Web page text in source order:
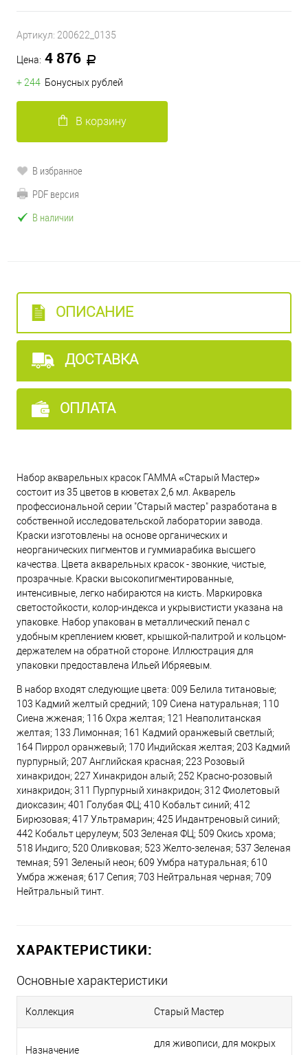
Артикул: 200622_0135
Цена: 4 876
+ 244 Бонусных рублей
В корзину
В избранное
PDF версия
В наличии
ОПИСАНИЕ
ДОСТАВКА
ОПЛАТА
Набор акварельных красок ГАММА «Старый Мастер»
состоит из 35 цветов в кюветах 2,6 мл. Акварель
профессиональной серии "Старый мастер" разработана в
собственной исследовательской лаборатории завода.
Краски изготовлены на основе органических и
неорганических пигментов и гуммиарабика высшего
качества. Цвета акварельных красок - звонкие, чистые,
прозрачные. Краски высокопигментированные,
интенсивные, легко набираются на кисть. Маркировка
светостойкости, колор-индекса и укрывистисти указана на
упаковке. Набор упакован в металлический пенал с
удобным креплением кювет, крышкой-палитрой и кольцом-
держателем на обратной стороне. Иллюстрация для
упаковки предоставлена Ильей Ибряевым.
В набор входят следующие цвета: 009 Белила титановые;
103 Кадмий желтый средний; 109 Сиена натуральная; 110
Сиена жженая; 116 Охра желтая; 121 Неаполитанская
желтая; 133 Лимонная; 161 Кадмий оранжевый светлый;
164 Пиррол оранжевый; 170 Индийская желтая; 203 Кадмий
пурпурный; 207 Английская красная; 223 Розовый
хинакридон; 227 Хинакридон алый; 252 Красно-розовый
хинакридон; 311 Пурпурный хинакридон; 312 Фиолетовый
диоксазин; 401 Голубая ФЦ; 410 Кобальт синий; 412
Бирюзовая; 417 Ультрамарин; 425 Индантреновый синий;
442 Кобальт церулеум; 503 Зеленая ФЦ; 509 Окись хрома;
518 Индиго; 520 Оливковая; 523 Желто-зеленая; 537 Зеленая
темная; 591 Зеленый неон; 609 Умбра натуральная; 610
Умбра жженая; 617 Сепия; 703 Нейтральная черная; 709
Нейтральный тинт.
ХАРАКТЕРИСТИКИ:
Основные характеристики
Коллекция Старый Мастер
Назначение
для живописи, для мокрых